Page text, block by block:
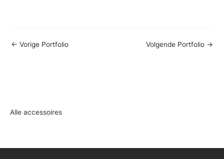
Alle accessoires
← Vorige Portfolio Volgende Portfolio →